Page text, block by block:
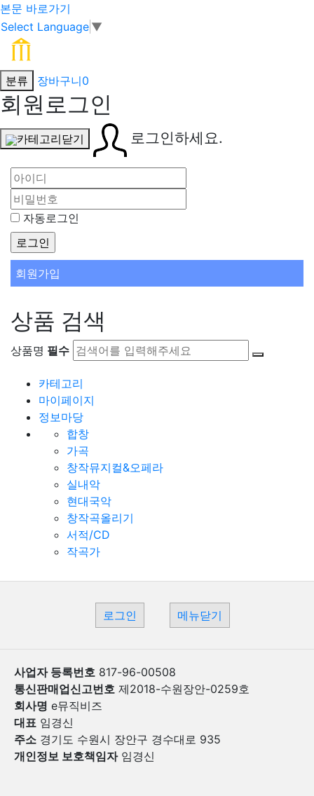
본문 바로가기
Select Language ▼
분류 장바구니0
회원로그인
카테고리닫기 로그인하세요.
자동로그인
회원가입
상품 검색
상품명 필수
카테고리
마이페이지
정보마당
합창
가곡
창작뮤지컬&오페라
실내악
현대국악
창작곡올리기
서적/CD
작곡가
로그인 메뉴닫기
사업자 등록번호 817-96-00508
통신판매업신고번호 제2018-수원장안-0259호
회사명 e뮤직비즈
대표 임경신
주소 경기도 수원시 장안구 경수대로 935
개인정보 보호책임자임경신